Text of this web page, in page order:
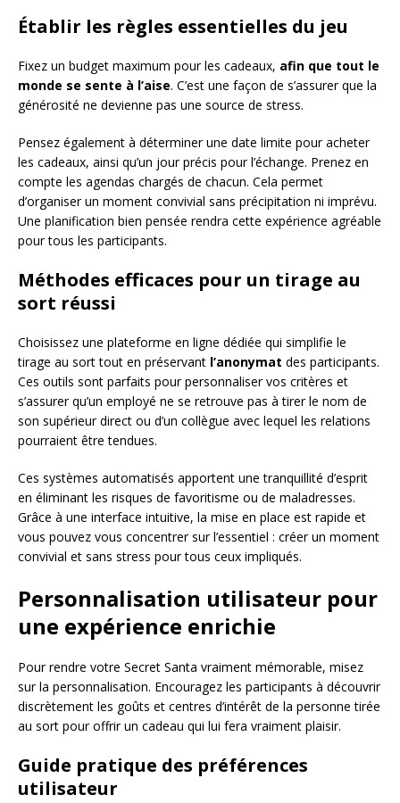
Établir les règles essentielles du jeu
Fixez un budget maximum pour les cadeaux, afin que tout le
monde se sente à l’aise. C’est une façon de s’assurer que la
générosité ne devienne pas une source de stress.
Pensez également à déterminer une date limite pour acheter
les cadeaux, ainsi qu’un jour précis pour l’échange. Prenez en
compte les agendas chargés de chacun. Cela permet
d’organiser un moment convivial sans précipitation ni imprévu.
Une planification bien pensée rendra cette expérience agréable
pour tous les participants.
Méthodes efficaces pour un tirage au
sort réussi
Choisissez une plateforme en ligne dédiée qui simplifie le
tirage au sort tout en préservant l’anonymat des participants.
Ces outils sont parfaits pour personnaliser vos critères et
s’assurer qu’un employé ne se retrouve pas à tirer le nom de
son supérieur direct ou d’un collègue avec lequel les relations
pourraient être tendues.
Ces systèmes automatisés apportent une tranquillité d’esprit
en éliminant les risques de favoritisme ou de maladresses.
Grâce à une interface intuitive, la mise en place est rapide et
vous pouvez vous concentrer sur l’essentiel : créer un moment
convivial et sans stress pour tous ceux impliqués.
Personnalisation utilisateur pour
une expérience enrichie
Pour rendre votre Secret Santa vraiment mémorable, misez
sur la personnalisation. Encouragez les participants à découvrir
discrètement les goûts et centres d’intérêt de la personne tirée
au sort pour offrir un cadeau qui lui fera vraiment plaisir.
Guide pratique des préférences
utilisateur